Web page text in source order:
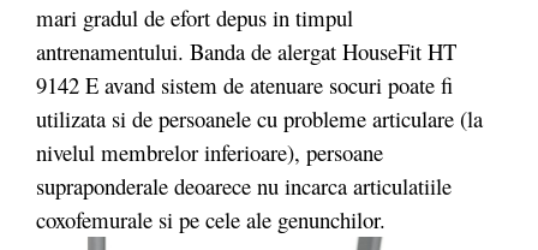
mari gradul de efort depus in timpul
antrenamentului. Banda de alergat HouseFit HT
9142 E avand sistem de atenuare socuri poate fi
utilizata si de persoanele cu probleme articulare (la
nivelul membrelor inferioare), persoane
supraponderale deoarece nu incarca articulatiile
coxofemurale si pe cele ale genunchilor.